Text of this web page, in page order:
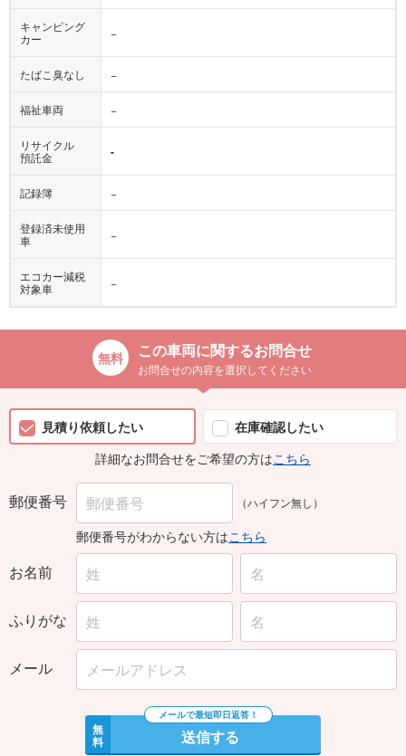
キャンピング
カー
−
たばこ臭なし −
福祉車両 −
リサイクル
預託金
-
記録簿 −
登録済未使用
車
−
エコカー減税
対象車
−
この車両に関するお問合せ
お問合せの内容を選択してください
見積り依頼したい
在庫確認したい
詳細なお問合せをご希望の方はこちら
郵便番号 （ハイフン無し）
郵便番号がわからない方はこちら
お名前
ふりがな
メール
無
料 送信する